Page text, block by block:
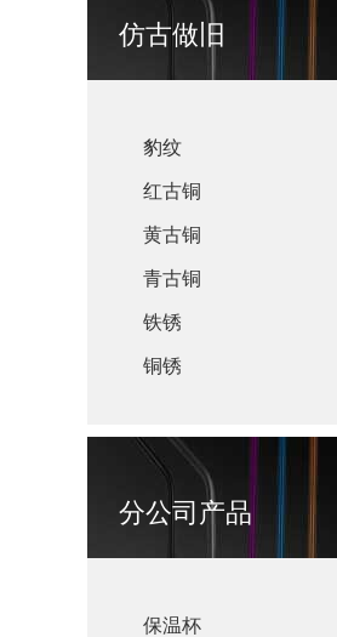
仿古做旧
豹纹
红古铜
黄古铜
青古铜
铁锈
铜锈
分公司产品
保温杯